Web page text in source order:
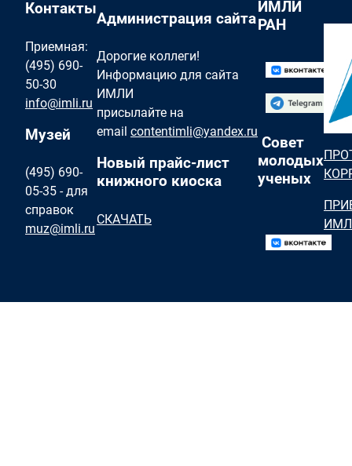
Контакты
Приемная:
(495) 690-
50-30
info@imli.ru
Музей
(495) 690-
05-35 - для
справок
muz@imli.ru
Администрация сайта
Дорогие коллеги!
Информацию для сайта
ИМЛИ
присылайте на
email contentimli@yandex.ru
Новый прайс-лист
книжного киоска
СКАЧАТЬ
ИМЛИ
РАН
Совет
молодых
ученых